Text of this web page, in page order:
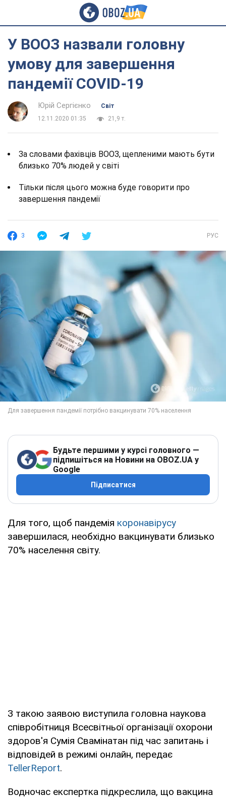
У ВООЗ назвали головну
умову для завершення
пандемії COVID-19
Юрій Сергієнко
Світ
12.11.2020 01:35
21,9 т.
За словами фахівців ВООЗ, щепленими мають бути
близько 70% людей у світі
Тільки після цього можна буде говорити про
завершення пандемії
3 РУС
Будьте першими у курсі головного —
підпишіться на Новини на OBOZ.UA у
Google
Підписатися
Для того, щоб пандемія коронавірусу
завершилася, необхідно вакцинувати близько
70% населення світу.
З такою заявою виступила головна наукова
співробітниця Всесвітньої організації охорони
здоров'я Сумія Свамінатан під час запитань і
відповідей в режимі онлайн, передає
TellerReport.
Водночас експертка підкреслила, що вакцина